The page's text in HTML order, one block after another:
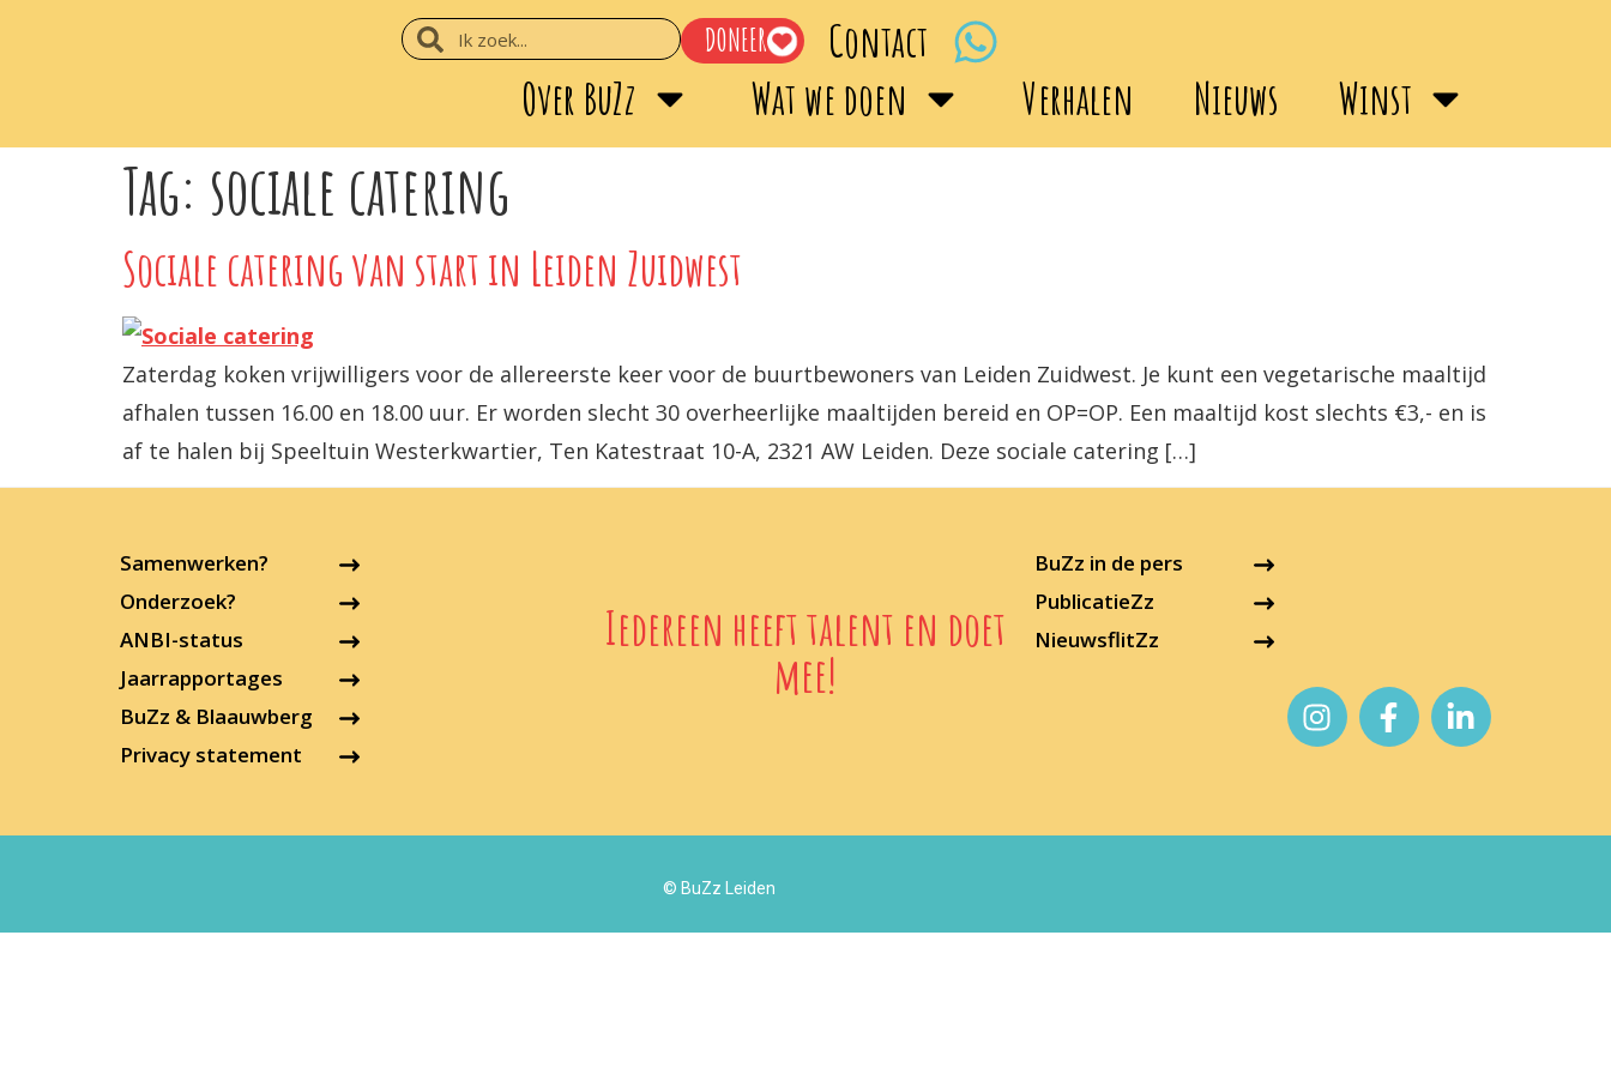
DONEER
Contact
Over BuZz
Wat we doen Verhalen Nieuws Winst
Tag: sociale catering
Sociale catering van start in Leiden Zuidwest
Zaterdag koken vrijwilligers voor de allereerste keer voor de buurtbewoners van Leiden Zuidwest. Je kunt een vegetarische maaltijd
afhalen tussen 16.00 en 18.00 uur. Er worden slecht 30 overheerlijke maaltijden bereid en OP=OP. Een maaltijd kost slechts €3,- en is
af te halen bij Speeltuin Westerkwartier, Ten Katestraat 10-A, 2321 AW Leiden. Deze sociale catering […]
Samenwerken?
Onderzoek?
ANBI-status
Jaarrapportages
BuZz & Blaauwberg
Privacy statement
Iedereen heeft talent en doet
mee!
BuZz in de pers
PublicatieZz
NieuwsflitZz
© BuZz Leiden